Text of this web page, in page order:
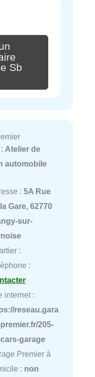
Sb
Atelier de
automobile
: 5A Rue
Gare, 62770
sur-
:
:
internet :
reseau.gara
205-
garage
Premier à
: non